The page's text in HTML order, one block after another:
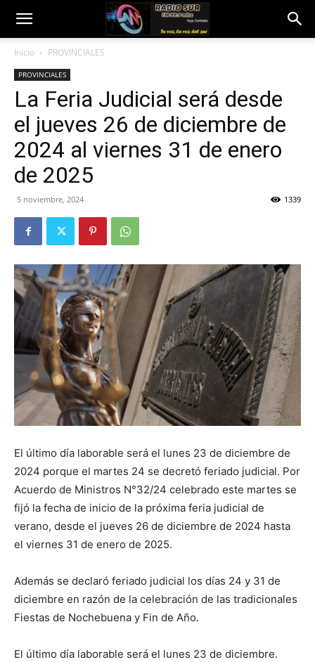
Inicio PROVINCIALES
PROVINCIALES
La Feria Judicial será desde
el jueves 26 de diciembre de
2024 al viernes 31 de enero
de 2025
5 noviembre, 2024 1339
El último día laborable será el lunes 23 de diciembre de
2024 porque el martes 24 se decretó feriado judicial. Por
Acuerdo de Ministros N°32/24 celebrado este martes se
fijó la fecha de inicio de la próxima feria judicial de
verano, desde el jueves 26 de diciembre de 2024 hasta
el viernes 31 de enero de 2025.
Además se declaró feriado judicial los días 24 y 31 de
diciembre en razón de la celebración de las tradicionales
Fiestas de Nochebuena y Fin de Año.
El último día laborable será el lunes 23 de diciembre.